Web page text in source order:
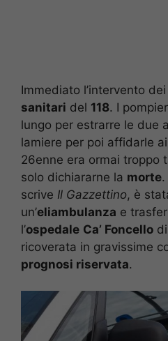
Immediato l’intervento dei
sanitari del 118. I
lungo per estrarre le due
lamiere per poi affidarle
26enne era ormai troppo
solo dichiararne la morte
scrive Il Gazzettino, è
un’eliambulanza e
l’ospedale Ca’ Foncello di
ricoverata in gravissime
prognosi riservata.